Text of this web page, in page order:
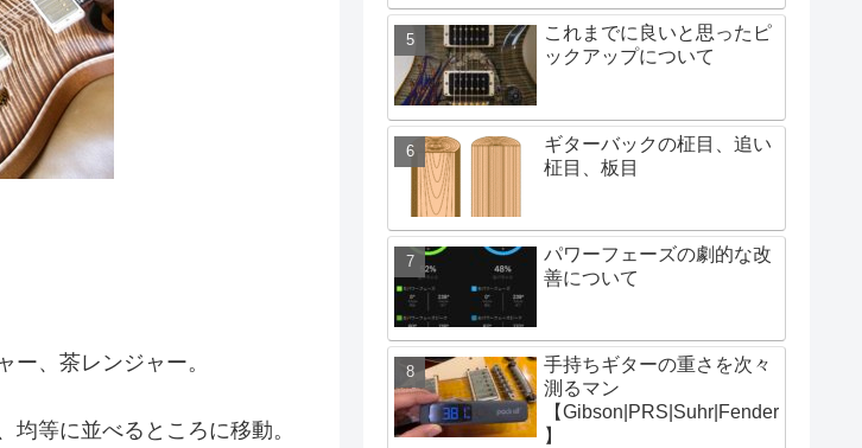
、茶レンジャー。
等に並べるところに移動。
これまでに良いと思ったピ
ックアップについて
ギターバックの柾目、追い
柾目、板目
パワーフェーズの劇的な改
善について
手持ちギターの重さを次々
測るマン
【Gibson|PRS|Suhr|Fender
】